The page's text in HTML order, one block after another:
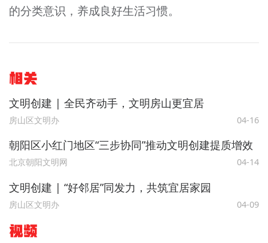
的分类意识，养成良好生活习惯。
相关
文明创建 | 全民齐动手，文明房山更宜居
房山区文明办 04-16
朝阳区小红门地区“三步协同”推动文明创建提质增效
北京朝阳文明网 04-14
文明创建 | “好邻居”同发力，共筑宜居家园
房山区文明办 04-09
视频